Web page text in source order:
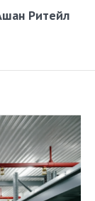
Ритейл